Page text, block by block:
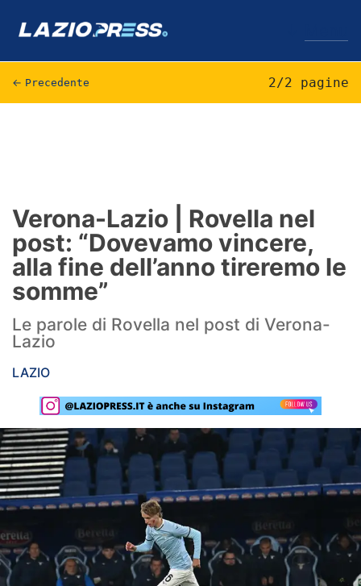
Formello
Infortuni
Primavera
Calciomercato
Lazio Women
Rassegna Lazio
Social
Calcio
Serie A
Champions League
Europa League
← Precedente 2/2 pagine
Verona-Lazio | Rovella nel
post: “Dovevamo vincere,
alla fine dell’anno tireremo le
somme”
Le parole di Rovella nel post di Verona-
Lazio
LAZIO